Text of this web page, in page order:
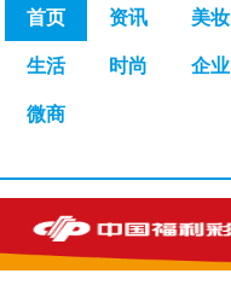
首页 资讯 美妆
生活 时尚 企业
微商